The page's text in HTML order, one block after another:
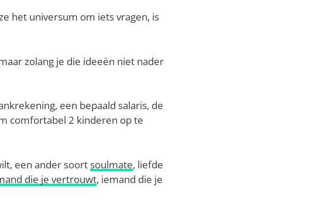
het universum om iets vragen, is
zolang je die ideeën niet nader
een bepaald salaris, de
comfortabel 2 kinderen op te
een ander soort soulmate, liefde
die je vertrouwt, iemand die je